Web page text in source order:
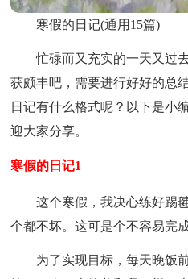
寒假的日记(通用15篇)
忙碌而又充实的一天又过
获颇丰吧，需要进行好好的总
日记有什么格式呢？以下是小
迎大家分享。
寒假的日记1
这个寒假，我决心练好踢
个都不坏。这可是个不容易完
为了实现目标，每天晚饭